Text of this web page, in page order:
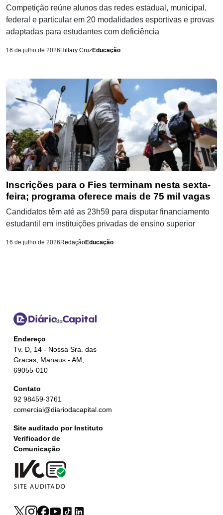
Competição reúne alunos das redes estadual, municipal,
federal e particular em 20 modalidades esportivas e provas
adaptadas para estudantes com deficiência
16 de julho de 2026 Hillary CruzEducação
Inscrições para o Fies terminam nesta sexta-
feira; programa oferece mais de 75 mil vagas
Candidatos têm até as 23h59 para disputar financiamento
estudantil em instituições privadas de ensino superior
16 de julho de 2026 RedaçãoEducação
Endereço
Tv. D, 14 - Nossa Sra. das
Gracas, Manaus - AM,
69055-010
Contato
92 98459-3761
comercial@diariodacapital.com
Site auditado por Instituto
Verificador de
Comunicação